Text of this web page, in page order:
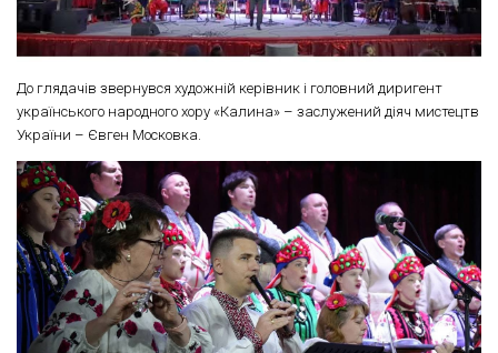
До глядачів звернувся художній керівник і головний диригент
українського народного хору «Калина» – заслужений діяч мистецтв
України – Євген Московка.